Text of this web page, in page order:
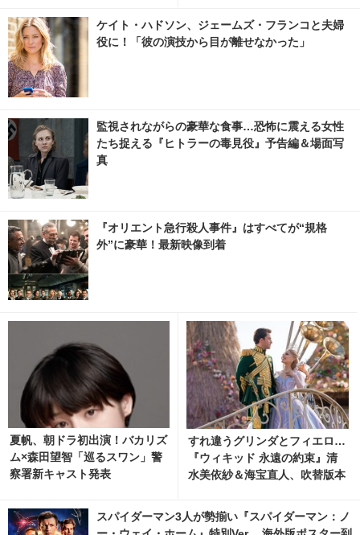
nemacafe.net
ケイト・ハドソン、ジェームズ・フランコと夫婦
役に！「彼の演技から目が離せなかった」
監視されながらの豪華な食事…恐怖に震える女性
たち捉える『ヒトラーの毒見役』予告編＆場面写
真
『オリエント急行殺人事件』はすべてが“規格
外”に豪華！最新映像到着
夏帆、朝ドラ初出演！バカリズ
ム×森田望智「巡るスワン」警
察署新キャスト発表
すれ違うグリンダとフィエロ…
『ウィキッド 永遠の約束』清
水美依紗＆海宝直人、吹替版本
スパイダーマン3人が勢揃い『スパイダーマン：ノ